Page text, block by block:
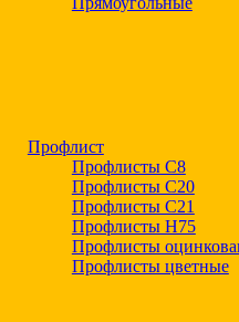
Профлист
Профлисты С8
Профлисты С20
Профлисты C21
Профлисты Н75
Профлисты
Профлисты цветные